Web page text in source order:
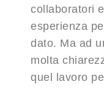
collaboratori
esperienza
dato. Ma ad
molta
quel lavoro